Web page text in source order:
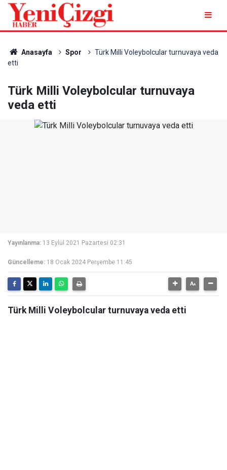
Anasayfa Spor
Türk Milli Voleybolcular turnuvaya veda
etti
Türk Milli Voleybolcular turnuvaya
veda etti
Yayınlanma: 13 Eylül 2021 Pazartesi 02:31
Güncelleme: 18 Ocak 2024 Perşembe 11:45
Türk Milli Voleybolcular turnuvaya veda etti